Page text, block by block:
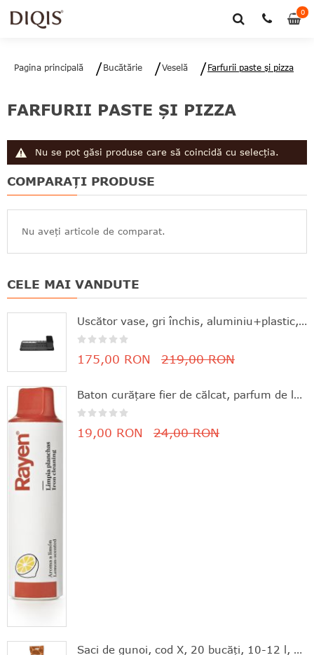
00
Pagina principală Bucătărie Veselă Farfurii paste şi pizza
FARFURII PASTE ŞI PIZZA
Nu se pot găsi produse care să coincidă cu selecția.
COMPARAȚI PRODUSE
Nu aveți articole de comparat.
CELE MAI VANDUTE
Uscător vase, gri închis, aluminiu+plastic, 46.3x20x12.6 cm, Brabantia - 8710755117268
175,00 RON 219,00 RON
Baton curăţare fier de călcat, parfum de lămâie, 11.8x3 cm, Rayen - 8412955061630
19,00 RON 24,00 RON
Saci de gunoi, cod X, 20 bucăţi, 10-12 l, Brabantia - 8710755116728